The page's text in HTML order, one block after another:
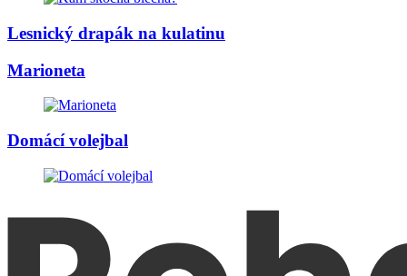
Lesnický drapák na kulatinu
Marioneta
Domácí volejbal